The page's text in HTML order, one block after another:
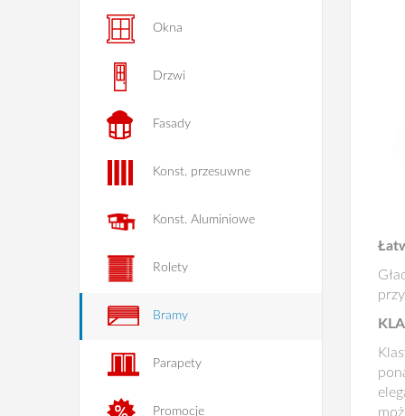
Okna
Drzwi
Fasady
Konst. przesuwne
Konst. Aluminiowe
Rolety
Bramy
Parapety
Promocje